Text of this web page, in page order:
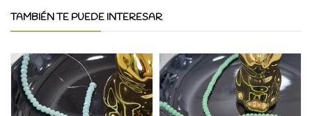
TAMBIÉN TE PUEDE INTERESAR